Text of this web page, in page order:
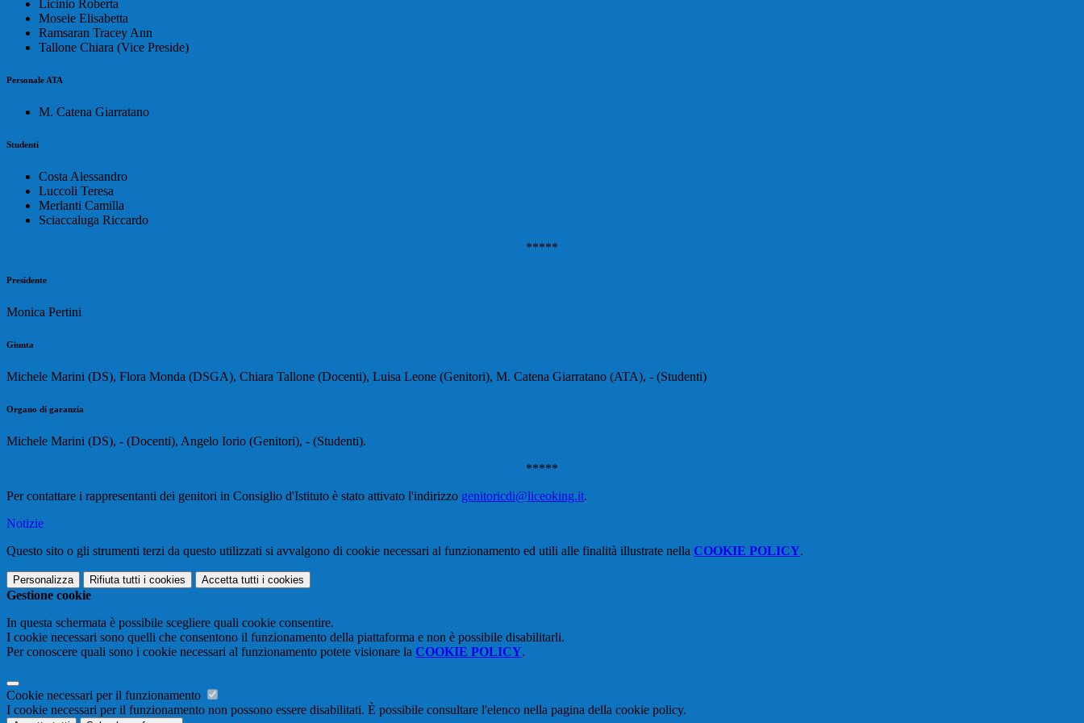
Licinio Roberta
Mosele Elisabetta
Ramsaran Tracey Ann
Tallone Chiara (Vice Preside)
Personale ATA
M. Catena Giarratano
Studenti
Costa Alessandro
Luccoli Teresa
Merlanti Camilla
Sciaccaluga Riccardo
*****
Presidente
Monica Pertini
Giunta
Michele Marini (DS), Flora Monda (DSGA), Chiara Tallone (Docenti), Luisa Leone (Genitori), M. Catena Giarratano (ATA), - (Studenti)
Organo di garanzia
Michele Marini (DS), - (Docenti), Angelo Iorio (Genitori), - (Studenti).
*****
Per contattare i rappresentanti dei genitori in Consiglio d'Istituto è stato attivato l'indirizzo genitoricdi@liceoking.it.
Notizie
Questo sito o gli strumenti terzi da questo utilizzati si avvalgono di cookie necessari al funzionamento ed utili alle finalità illustrate nella COOKIE POLICY.
Personalizza Rifiuta tutti i cookies Accetta tutti i cookies
Gestione cookie
In questa schermata è possibile scegliere quali cookie consentire.
I cookie necessari sono quelli che consentono il funzionamento della piattaforma e non è possibile disabilitarli.
Per conoscere quali sono i cookie necessari al funzionamento potete visionare la COOKIE POLICY.
Cookie necessari per il funzionamento
I cookie necessari per il funzionamento non possono essere disabilitati. È possibile consultare l'elenco nella pagina della cookie policy.